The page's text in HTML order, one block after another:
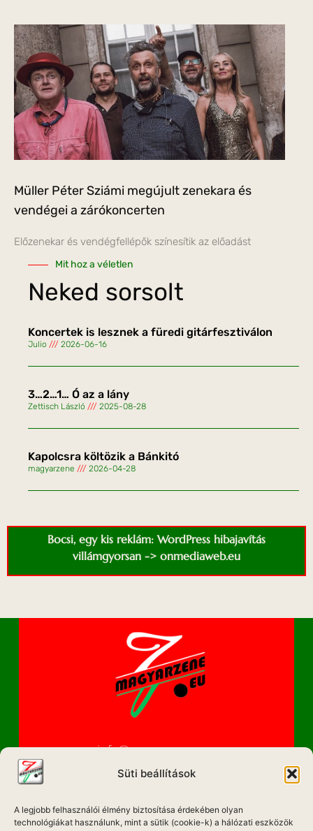
Süti beállítások
A legjobb felhasználói élmény biztosítása érdekében olyan
technológiákat használunk, mint a sütik (cookie-k) a hálózati eszközök
Müller Péter Sziámi megújult zenekara és
vendégei a zárókoncerten
Előzenekar és vendégfellépők színesítik az előadást
Mit hoz a véletlen
Neked sorsolt
Koncertek is lesznek a füredi gitárfesztiválon
Julio 2026-06-16
3…2…1… Ó az a lány
Zettisch László 2025-08-28
Kapolcsra költözik a Bánkitó
magyarzene 2026-04-28
Bocsi, egy kis reklám: WordPress hibajavítás
villámgyorsan -> onmediaweb.eu
info@magyarzene.eu
IMPRESSZUM